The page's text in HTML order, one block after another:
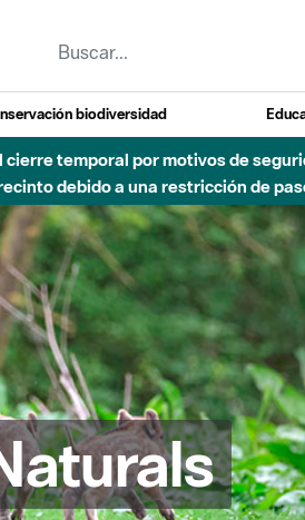
biodiversidad
temporal por motivos de
debido a una restricción de